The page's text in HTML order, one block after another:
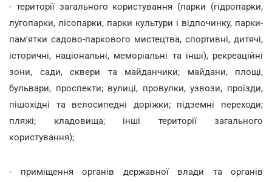
- території загального користування (парки (гідропарки,
лугопарки, лісопарки, парки культури і відпочинку, парки-
пам'ятки садово-паркового мистецтва, спортивні, дитячі,
історичні, національні, меморіальні та інші), рекреаційні
зони, сади, сквери та майданчики; майдани, площі,
бульвари, проспекти; вулиці, провулки, узвози, проїзди,
пішохідні та велосипедні доріжки; підземні переходи;
пляжі; кладовища; інші території загального
користування);
- приміщення органів державної влади та органів